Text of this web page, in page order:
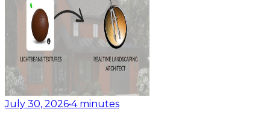
July 30, 2026•4 minutes